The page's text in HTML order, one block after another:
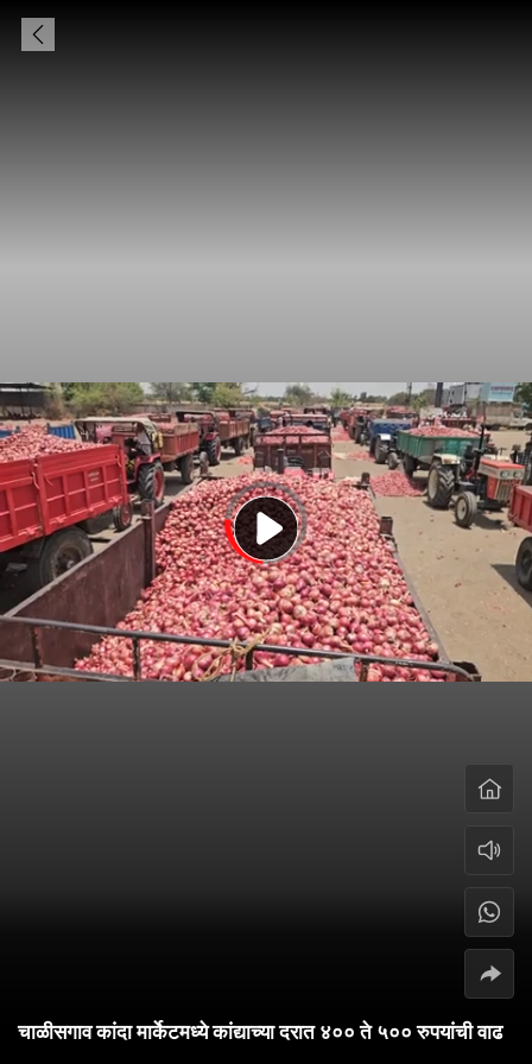
चाळीसगाव कांदा मार्केटमध्ये कांद्याच्या दरात ४०० ते ५०० रुपयांची वाढ